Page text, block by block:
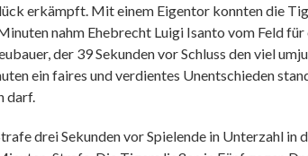
erkämpft. Mit einem Eigentor konnten die
nahm Ehebrecht Luigi Isanto vom Feld
der 39 Sekunden vor Schluss den viel
ein faires und verdientes Unentschieden
darf.
drei Sekunden vor Spielende in Unterzahl